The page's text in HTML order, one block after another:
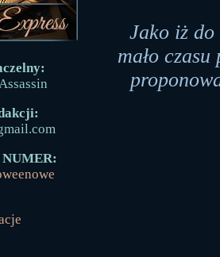
Jako iż do
mało